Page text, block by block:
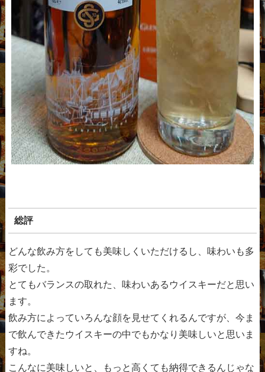
総評
どんな飲み方をしても美味しくいただけるし、味わいも多
彩でした。
とてもバランスの取れた、味わいあるウイスキーだと思い
ます。
飲み方によっていろんな顔を見せてくれるんですが、今ま
で飲んできたウイスキーの中でもかなり美味しいと思いま
すね。
こんなに美味しいと、もっと高くても納得できるんじゃな